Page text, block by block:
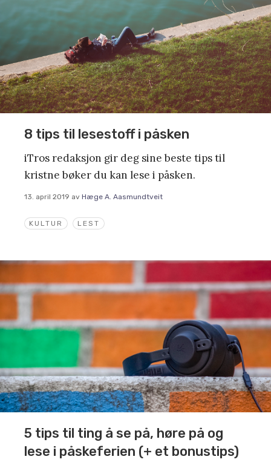
KULTUR LEST
8 tips til lesestoff i påsken
iTros redaksjon gir deg sine beste tips til
kristne bøker du kan lese i påsken.
13. april 2019 av Hæge A. Aasmundtveit
5 tips til ting å se på, høre på og
lese i påskeferien (+ et bonustips)